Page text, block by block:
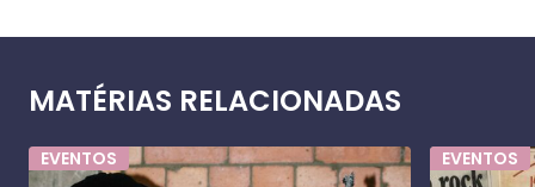
MATÉRIAS RELACIONADAS
EVENTOS EVENTOS